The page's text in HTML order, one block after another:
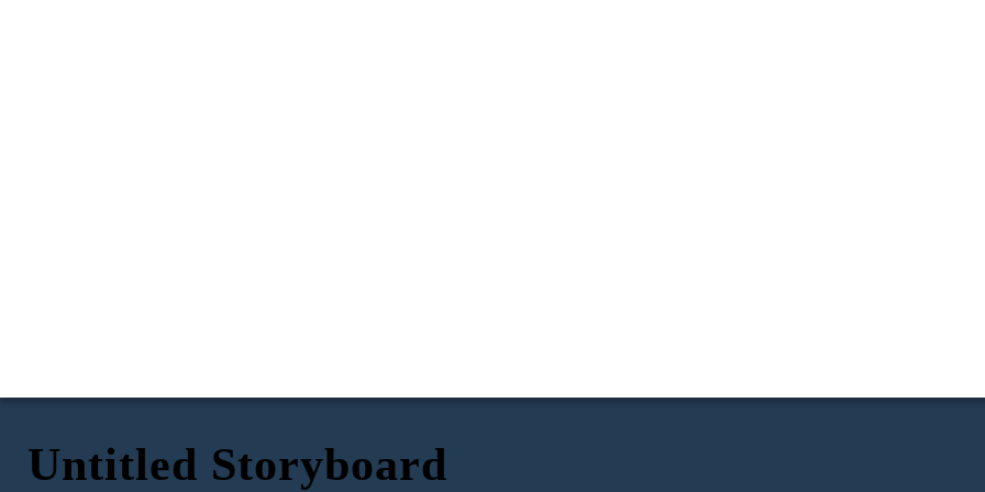
Untitled Storyboard